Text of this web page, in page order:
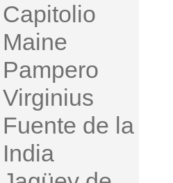
Capitolio
Maine
Pampero
Virginius
Fuente de la
India